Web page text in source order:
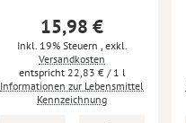
15,98 €
Inkl. 19% Steuern exkl.
Versandkosten
22,83 € / 1 l
Informationen zur Lebensmittel
Kennzeichnung